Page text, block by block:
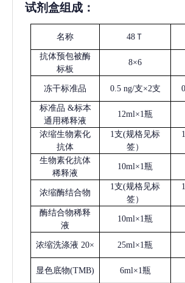
试剂盒组成：
名称 48Ｔ
抗体预包被酶
标板
8×6
冻干标准品 0.5 ng/支×2支
标准品 &标本
通用稀释液
12ml×1瓶
浓缩生物素化
抗体
1支(规格见标
签）
生物素化抗体
稀释液
10ml×1瓶
浓缩酶结合物
1支(规格见标
签）
酶结合物稀释
液
10ml×1瓶
浓缩洗涤液 20× 25ml×1瓶
显色底物(TMB) 6ml×1瓶